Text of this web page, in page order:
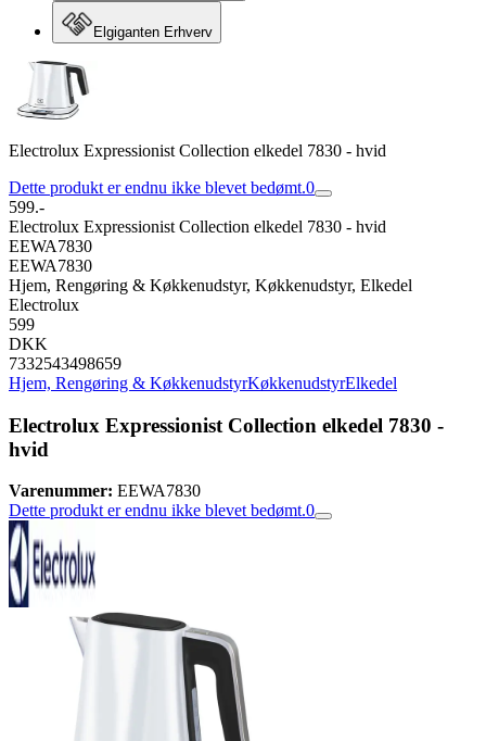
Elgiganten Erhverv
Electrolux Expressionist Collection elkedel 7830 - hvid
Dette produkt er endnu ikke blevet bedømt.0
599.-
Electrolux Expressionist Collection elkedel 7830 - hvid
EEWA7830
EEWA7830
Hjem, Rengøring & Køkkenudstyr, Køkkenudstyr, Elkedel
Electrolux
599
DKK
7332543498659
Hjem, Rengøring & KøkkenudstyrKøkkenudstyrElkedel
Electrolux Expressionist Collection elkedel 7830 -
hvid
Varenummer: EEWA7830
Dette produkt er endnu ikke blevet bedømt.0